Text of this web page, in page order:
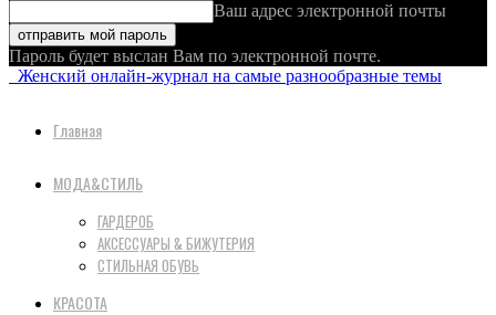
Ваш адрес электронной почты
Пароль будет выслан Вам по электронной почте.
Женский онлайн-журнал на самые разнообразные темы
Главная
МОДА&СТИЛЬ
ГАРДЕРОБ
АКСЕССУАРЫ & БИЖУТЕРИЯ
СТИЛЬНАЯ ОБУВЬ
КРАСОТА